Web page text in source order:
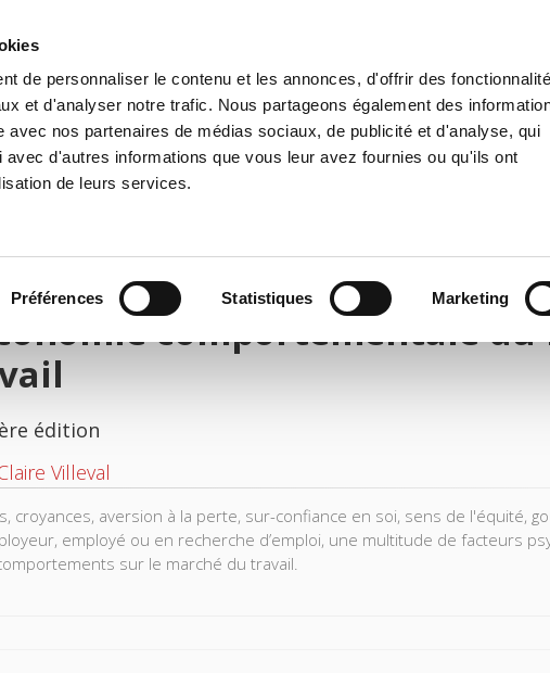
de personnaliser le contenu et les annonces, d'offrir des
et d'analyser notre trafic. Nous partageons également des
avec nos partenaires de médias sociaux, de publicité et d'analyse, qui
d'autres informations que vous leur avez fournies ou qu'ils ont
de leurs services.
Préférences Statistiques Marketing
Environnement Histoire International
comportementale du
édition
Villeval
croyances, aversion à la perte, sur-confiance en soi, sens de l'équité,
employé ou en recherche d’emploi, une multitude de facteurs
sur le marché du travail.